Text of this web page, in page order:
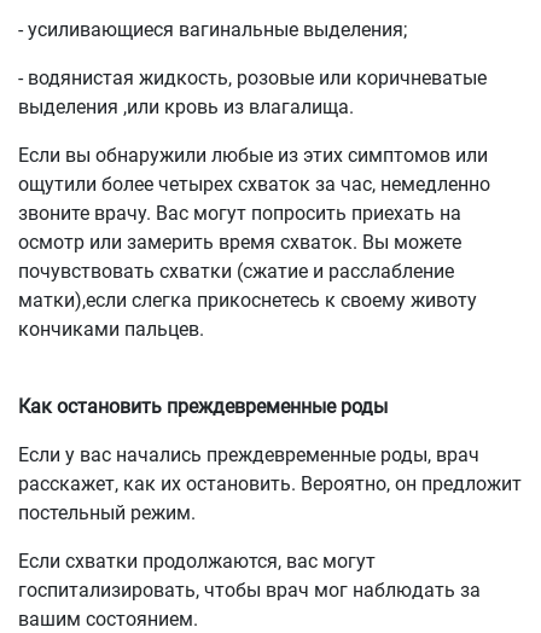
- усиливающиеся вагинальные выделения;
- водянистая жидкость, розовые или коричневатые
выделения ,или кровь из влагалища.
Если вы обнаружили любые из этих симптомов или
ощутили более четырех схваток за час, немедленно
звоните врачу. Вас могут попросить приехать на
осмотр или замерить время схваток. Вы можете
почувствовать схватки (сжатие и расслабление
матки),если слегка прикоснетесь к своему животу
кончиками пальцев.
Как остановить преждевременные роды
Если у вас начались преждевременные роды, врач
расскажет, как их остановить. Вероятно, он предложит
постельный режим.
Если схватки продолжаются, вас могут
госпитализировать, чтобы врач мог наблюдать за
вашим состоянием.